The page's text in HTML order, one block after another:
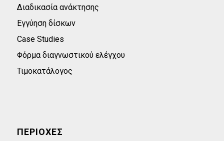
Διαδικασία ανάκτησης
Εγγύηση δίσκων
Case Studies
Φόρμα διαγνωστικού ελέγχου
Τιμοκατάλογος
ΠΕΡΙΟΧΕΣ